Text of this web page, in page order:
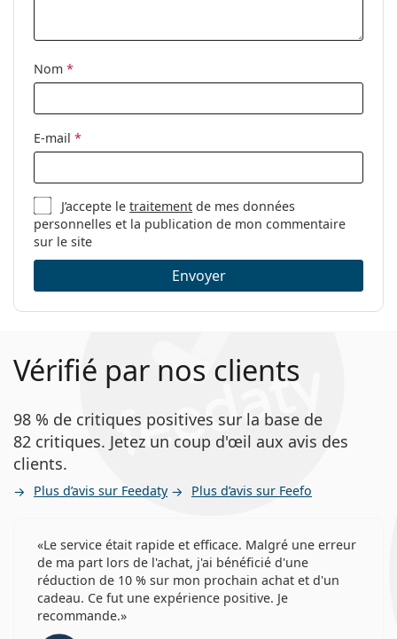
nettoyage:
Non
Catégorie:
Lunettes de vue
Marque:
Ray-Ban
Code:
0RY1554 3810 48
Nom *
E-mail *
J’accepte letraitement de mes données
personnelles et la publication de mon commentaire
sur le site
Envoyer
Vérifié par nos clients
98 % de critiques positives sur la base de
82 critiques. Jetez un coup d'œil aux avis des
clients.
Plus d’avis sur Feedaty Plus d’avis sur Feefo
Le service était rapide et efficace. Malgré une erreur
de ma part lors de l'achat, j'ai bénéficié d'une
réduction de 10 % sur mon prochain achat et d'un
cadeau. Ce fut une expérience positive. Je
recommande.